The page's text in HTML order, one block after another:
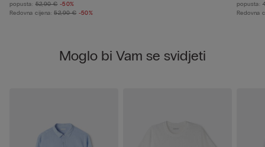
popusta:52,90 € -50%
Redovna cijena:52,90 € -50%
popusta:
Redovna
Moglo bi Vam se svidjeti